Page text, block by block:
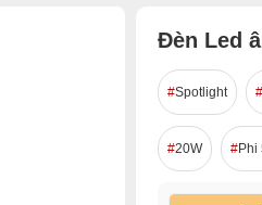
Đèn Led
Spotlight
20W Phi